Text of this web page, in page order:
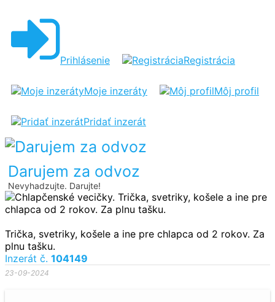
Prihlásenie Registrácia
Moje inzeráty Môj profil
Pridať inzerát
Darujem za odvoz
Nevyhadzujte. Darujte!
Trička, svetriky, košele a ine pre chlapca od 2 rokov. Za
plnu tašku.
Inzerát č. 104149
23-09-2024